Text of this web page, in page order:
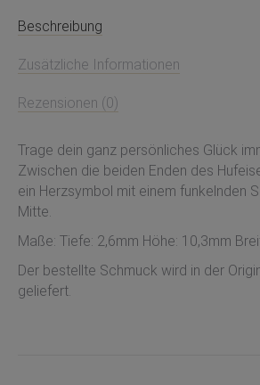
Beschreibung
Zusätzliche Informationen
Rezensionen (0)
Trage dein ganz persönliches Glück
Zwischen die beiden Enden des
ein Herzsymbol mit einem funkelnden
Mitte.
Maße: Tiefe: 2,6mm Höhe: 10,3mm
Der bestellte Schmuck wird in der
geliefert.